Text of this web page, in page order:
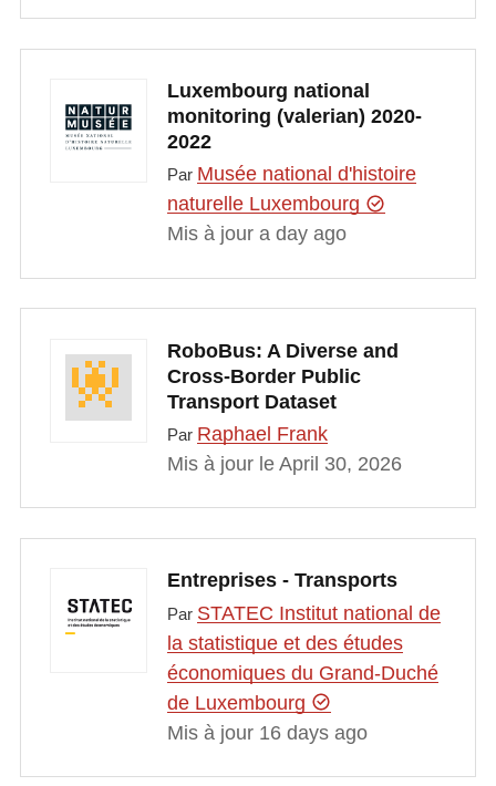
Luxembourg national
monitoring (valerian) 2020-
2022
Par Musée national d'histoire
naturelle Luxembourg
Mis à jour a day ago
RoboBus: A Diverse and
Cross-Border Public
Transport Dataset
Par Raphael Frank
Mis à jour le April 30, 2026
Entreprises - Transports
Par STATEC Institut national de
la statistique et des études
économiques du Grand-Duché
de Luxembourg
Mis à jour 16 days ago